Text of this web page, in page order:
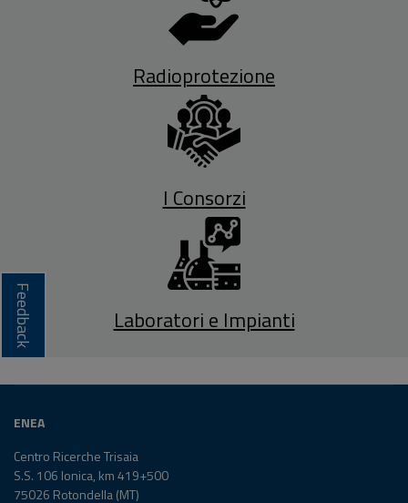
Radioprotezione
I Consorzi
Laboratori e Impianti
ENEA
Centro Ricerche Trisaia
S.S. 106 Ionica, km 419+500
75026 Rotondella (MT)
Feedback